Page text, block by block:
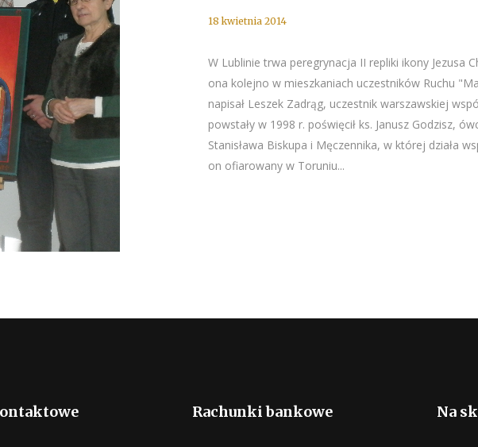
18 kwietnia 2014
W Lublinie trwa peregrynacja II repliki ikony Jezusa
ona kolejno w mieszkaniach uczestników Ruchu
napisał Leszek Zadrąg, uczestnik warszawskiej
powstały w 1998 r. poświęcił ks. Janusz Godzisz,
Stanisława Biskupa i Męczennika, w której działa
on ofiarowany w Toruniu...
Rachunki bankowe Na